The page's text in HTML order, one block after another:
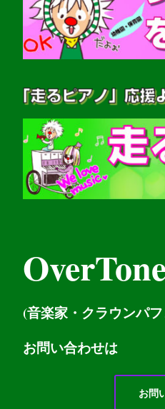
(音楽家・クラウンパ
お問い合わせは
お問